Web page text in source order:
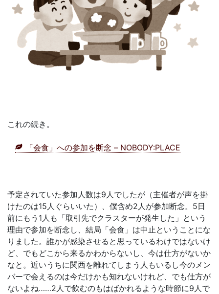
これの続き。
「会食」への参加を断念 – NOBODY:PLACE
予定されていた参加人数は9人でしたが（主催者が声を掛
けたのは15人ぐらいいた）、僕含め2人が参加断念。5日
前にもう1人も「取引先でクラスターが発生した」という
理由で参加を断念し、結局「会食」は中止ということにな
りました。誰かが感染させると思っているわけではないけ
ど、でもどこから来るかわからないし、今は仕方がないか
なと。近いうちに関西を離れてしまう人もいるし今のメン
バーで会えるのは今だけかも知れないけれど、でも仕方が
ないよね……2人で飲むのもはばかれるような時節に9人で